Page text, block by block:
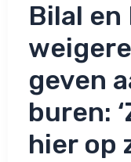
Bilal en
geven
buren:
hier op